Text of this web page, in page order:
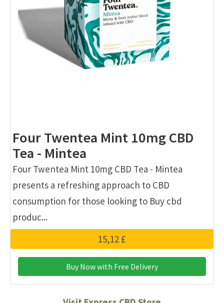
Four Twentea Mint 10mg CBD
Tea - Mintea
Four Twentea Mint 10mg CBD Tea - Mintea
presents a refreshing approach to CBD
consumption for those looking to Buy cbd
produc...
15,12 £
Buy Now with Free Delivery